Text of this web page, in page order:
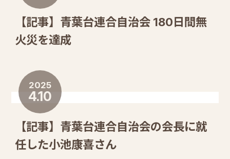
【記事】青葉台連合自治会 180日間無
火災を達成
2025
4.10
【記事】青葉台連合自治会の会長に就
任した小池康喜さん